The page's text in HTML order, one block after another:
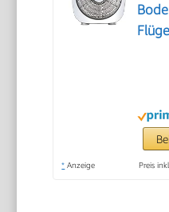
Floor
* Anzeige Preis